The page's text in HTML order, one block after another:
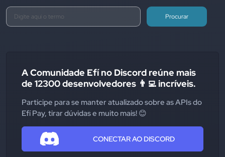
Procurar
A Comunidade Efí no Discord reúne mais
de 12300 desenvolvedores 👨‍💻 incríveis.
Participe para se manter atualizado sobre as APIs do
Efí Pay, tirar dúvidas e muito mais! 😊
CONECTAR AO DISCORD